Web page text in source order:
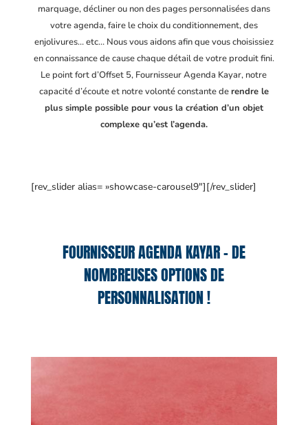
marquage, décliner ou non des pages personnalisées dans
votre agenda, faire le choix du conditionnement, des
enjolivures… etc… Nous vous aidons afin que vous choisissiez
en connaissance de cause chaque détail de votre produit fini.
Le point fort d’Offset 5, Fournisseur Agenda Kayar, notre
capacité d’écoute et notre volonté constante derendre le
plus simple possible pour vous la création d’un objet
complexe qu’est l’agenda.
[rev_slider alias= »showcase-carousel9″][/rev_slider]
FOURNISSEUR AGENDA KAYAR – DE
NOMBREUSES OPTIONS DE
PERSONNALISATION !